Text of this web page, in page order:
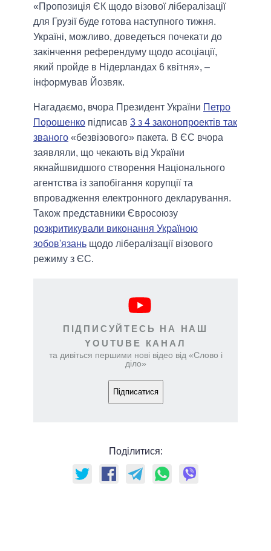
«Пропозиція ЄК щодо візової лібералізації
для Грузії буде готова наступного тижня.
Україні, можливо, доведеться почекати до
закінчення референдуму щодо асоціації,
який пройде в Нідерландах 6 квітня», –
інформував Йозвяк.
Нагадаємо, вчора Президент України Петро
Порошенко підписав 3 з 4 законопроектів так
званого «безвізового» пакета. В ЄС вчора
заявляли, що чекають від України
якнайшвидшого створення Національного
агентства із запобігання корупції та
впровадження електронного декларування.
Також представники Євросоюзу
розкритикували виконання Україною
зобов'язань щодо лібералізації візового
режиму з ЄС.
ПІДПИСУЙТЕСЬ НА НАШ
YOUTUBE КАНАЛ
та дивіться першими нові відео від «Слово і
діло»
Підписатися
Поділитися: